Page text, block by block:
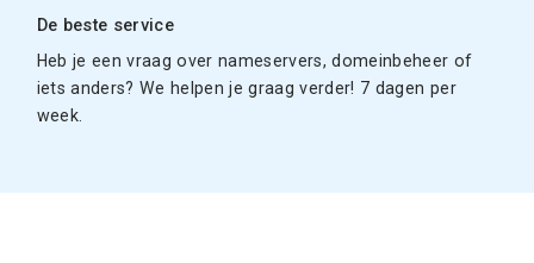
De beste service
Heb je een vraag over nameservers, domeinbeheer of
iets anders? We helpen je graag verder! 7 dagen per
week.